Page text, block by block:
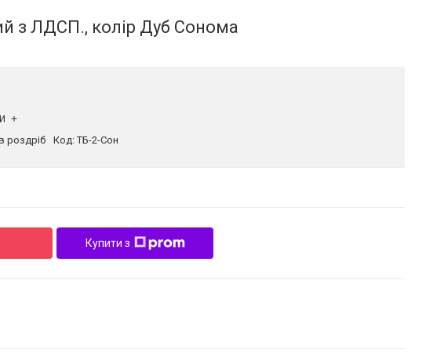
з ЛДСП., колір Дуб Сонома
роздріб Код:ТБ-2-Сон
Купити з